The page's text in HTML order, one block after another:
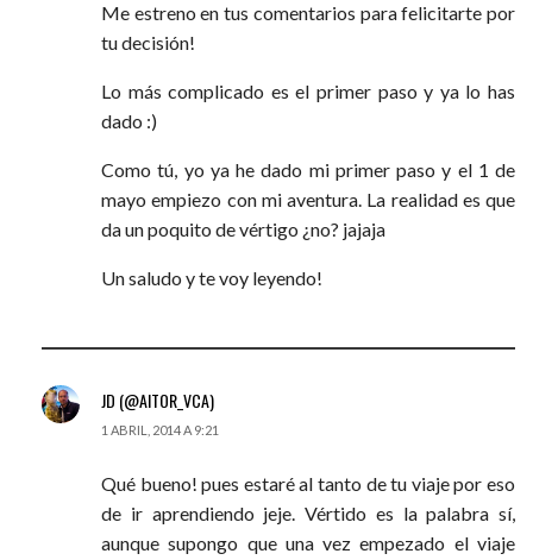
Me estreno en tus comentarios para felicitarte por
tu decisión!
Lo más complicado es el primer paso y ya lo has
dado :)
Como tú, yo ya he dado mi primer paso y el 1 de
mayo empiezo con mi aventura. La realidad es que
da un poquito de vértigo ¿no? jajaja
Un saludo y te voy leyendo!
JD (@AITOR_VCA)
1 ABRIL, 2014 A 9:21
Qué bueno! pues estaré al tanto de tu viaje por eso
de ir aprendiendo jeje. Vértido es la palabra sí,
aunque supongo que una vez empezado el viaje